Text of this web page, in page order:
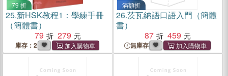
79 折
25.新HSK教程1：學練手冊
（簡體書）
79
279
庫存：2
滿額折
26.茨瓦納語口語入門（簡體
書）
87
459
無庫存